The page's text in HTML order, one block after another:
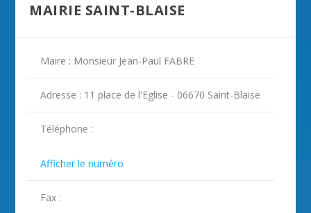
ILLUSTRATION SAINT-BLAISE ( 2 )
MAIRIE SAINT-BLAISE
Maire : Monsieur Jean-Paul FABRE
Adresse : 11 place de l'Eglise - 06670 Saint-Blaise
Téléphone :
Afficher le numéro
Fax :